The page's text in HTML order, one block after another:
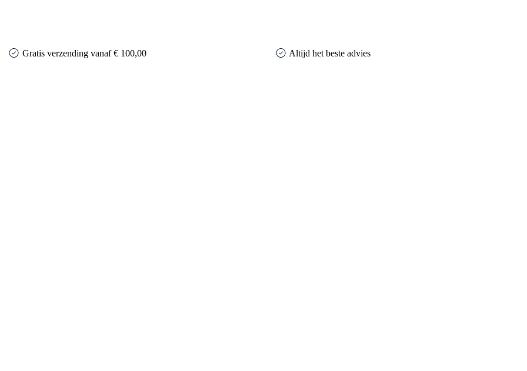
Gratis verzending vanaf € 100,00 Altijd het beste advies